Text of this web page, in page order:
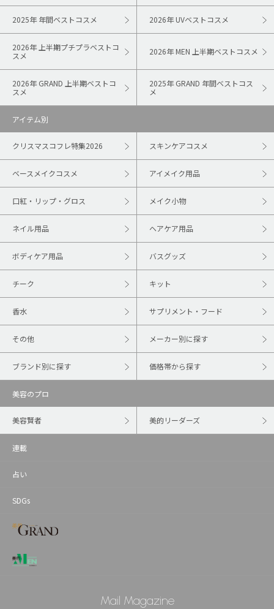
2025年 年間ベストコスメ 2026年 UVベストコスメ
2026年 上半期プチプラベストコ
スメ
2026年 MEN 上半期ベストコスメ
2026年 GRAND 上半期ベストコ
スメ
2025年 GRAND 年間ベストコス
メ
アイテム別
クリスマスコフレ特集2026 スキンケアコスメ
ベースメイクコスメ アイメイク用品
口紅・リップ・グロス メイク小物
ネイル用品 ヘアケア用品
ボディケア用品 バスグッズ
チーク キット
香水 サプリメント・フード
その他 メーカー別に探す
ブランド別に探す 価格帯から探す
美容のプロ
美容賢者 美的リーダーズ
連載
占い
SDGs
Mail Magazine